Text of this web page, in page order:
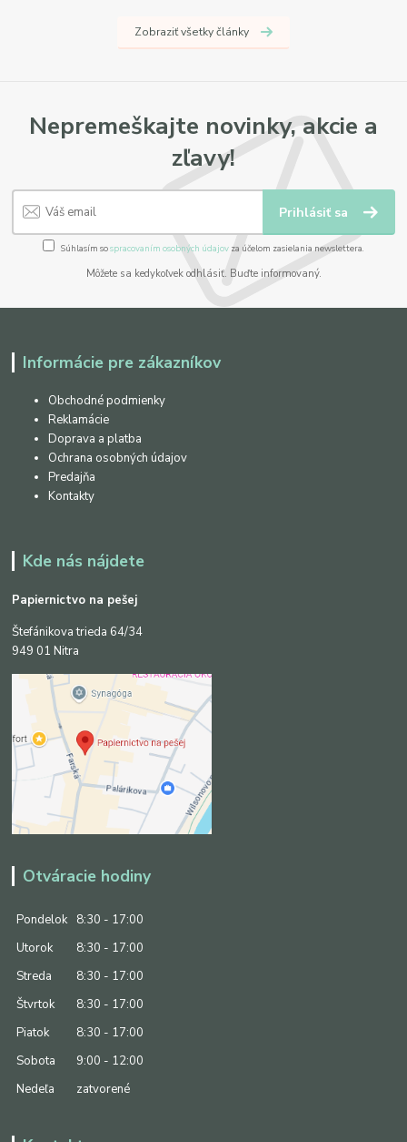
Zobraziť všetky články
Nepremeškajte novinky, akcie a
zľavy!
Prihlásiť sa
Súhlasím sospracovaním osobných údajov za účelom zasielania newslettera.
Môžete sa kedykoľvek odhlásiť. Buďte informovaný.
Informácie pre zákazníkov
Obchodné podmienky
Reklamácie
Doprava a platba
Ochrana osobných údajov
Predajňa
Kontakty
Kde nás nájdete
Papiernictvo na pešej
Štefánikova trieda 64/34
949 01 Nitra
Otváracie hodiny
Pondelok
8:30 - 17:00
Utorok
8:30 - 17:00
Streda
8:30 - 17:00
Štvrtok
8:30 - 17:00
Piatok
8:30 - 17:00
Sobota
9:00 - 12:00
Nedeľa
zatvorené